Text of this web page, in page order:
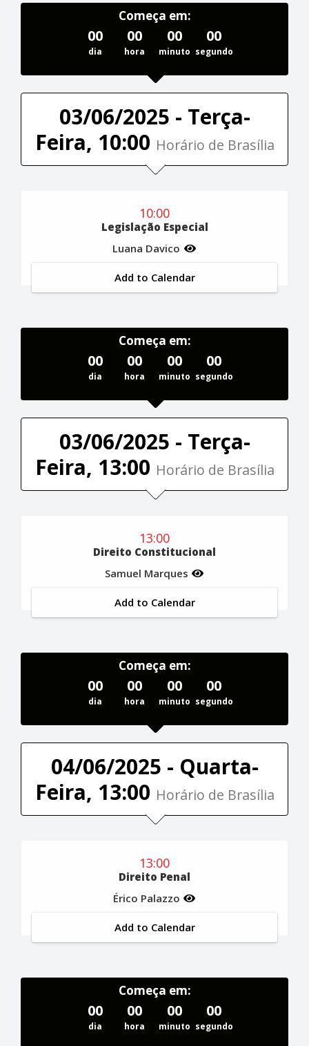
Começa em:
00
dia
00
hora
00
minuto
00
segundo
03/06/2025 - Terça-
Feira, 10:00 Horário de Brasília
10:00
Legislação Especial
Luana Davico
Add to Calendar
Começa em:
00
dia
00
hora
00
minuto
00
segundo
03/06/2025 - Terça-
Feira, 13:00 Horário de Brasília
13:00
Direito Constitucional
Samuel Marques
Add to Calendar
Começa em:
00
dia
00
hora
00
minuto
00
segundo
04/06/2025 - Quarta-
Feira, 13:00 Horário de Brasília
13:00
Direito Penal
Érico Palazzo
Add to Calendar
Começa em:
00
dia
00
hora
00
minuto
00
segundo